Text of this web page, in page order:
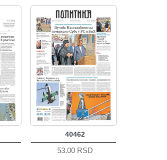
40462
53.00 RSD